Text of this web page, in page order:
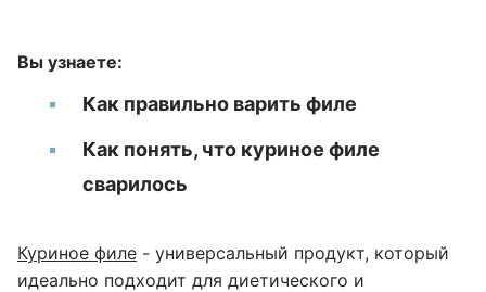
Вы узнаете:
Как правильно варить филе
Как понять, что куриное филе
сварилось
Куриное филе - универсальный продукт, который
идеально подходит для диетического и